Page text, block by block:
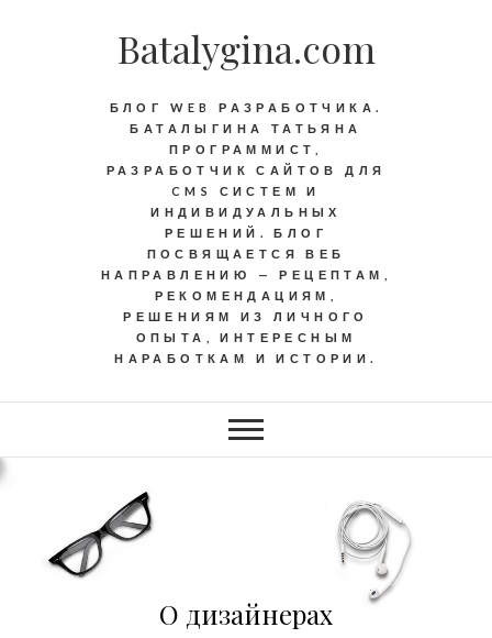
Batalygina.com
БЛОГ WEB РАЗРАБОТЧИКА.
БАТАЛЫГИНА ТАТЬЯНА
ПРОГРАММИСТ,
РАЗРАБОТЧИК САЙТОВ ДЛЯ
CMS СИСТЕМ И
ИНДИВИДУАЛЬНЫХ
РЕШЕНИЙ. БЛОГ
ПОСВЯЩАЕТСЯ ВЕБ
НАПРАВЛЕНИЮ — РЕЦЕПТАМ,
РЕКОМЕНДАЦИЯМ,
РЕШЕНИЯМ ИЗ ЛИЧНОГО
ОПЫТА, ИНТЕРЕСНЫМ
НАРАБОТКАМ И ИСТОРИИ.
О дизайнерах